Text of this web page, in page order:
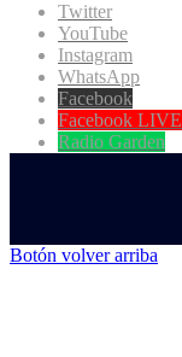
Twitter
YouTube
Instagram
WhatsApp
Facebook
Facebook LIVE
Radio Garden
Botón volver arriba